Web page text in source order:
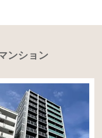
ンション